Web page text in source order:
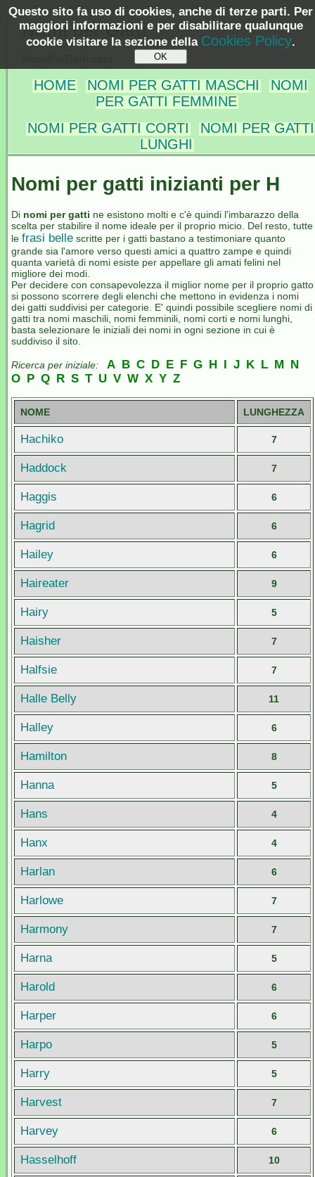
Questo sito fa uso di cookies, anche di terze parti. Per
maggiori informazioni e per disabilitare qualunque
cookie visitare la sezione della Cookies Policy.
Nomi per Gatti
HOME NOMI PER GATTI MASCHI
NOMI
PER GATTI FEMMINE
NOMI PER GATTI CORTI
NOMI PER GATTI
LUNGHI
Nomi per gatti inizianti per H
Di nomi per gatti ne esistono molti e c'è quindi l'imbarazzo della
scelta per stabilire il nome ideale per il proprio micio. Del resto, tutte
le frasi belle scritte per i gatti bastano a testimoniare quanto
grande sia l'amore verso questi amici a quattro zampe e quindi
quanta varietà di nomi esiste per appellare gli amati felini nel
migliore dei modi.
Per decidere con consapevolezza il miglior nome per il proprio gatto
si possono scorrere degli elenchi che mettono in evidenza i nomi
dei gatti suddivisi per categorie. E' quindi possibile scegliere nomi di
gatti tra nomi maschili, nomi femminili, nomi corti e nomi lunghi,
basta selezionare le iniziali dei nomi in ogni sezione in cui è
suddiviso il sito.
Ricerca per iniziale: A B C D E F G H I J K L M N
O P Q R S T U V W X Y Z
NOME LUNGHEZZA
Hachiko 7
Haddock 7
Haggis 6
Hagrid 6
Hailey 6
Haireater 9
Hairy 5
Haisher 7
Halfsie 7
Halle Belly 11
Halley 6
Hamilton 8
Hanna 5
Hans 4
Hanx 4
Harlan 6
Harlowe 7
Harmony 7
Harna 5
Harold 6
Harper 6
Harpo 5
Harry 5
Harvest 7
Harvey 6
Hasselhoff 10